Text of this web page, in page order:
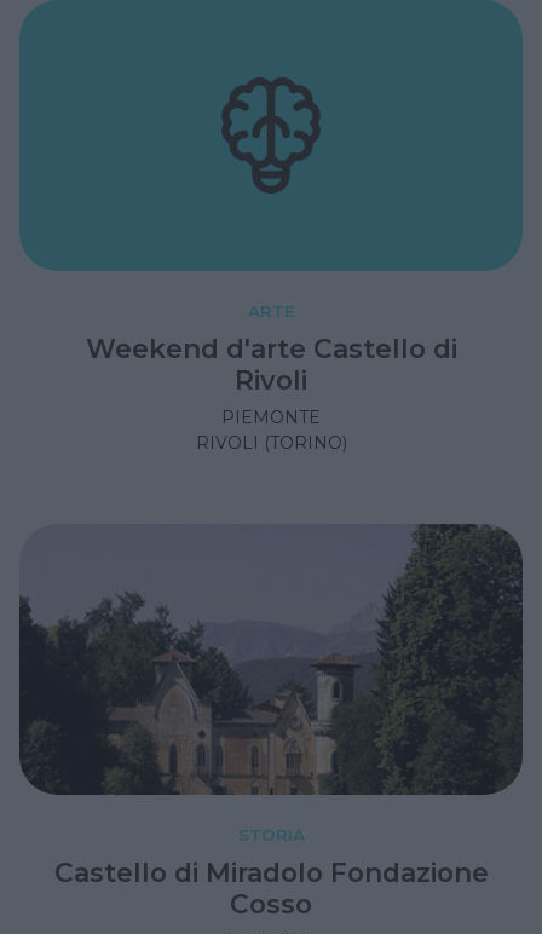
ARTE
Weekend d'arte Castello di
Rivoli
PIEMONTE
RIVOLI (TORINO)
STORIA
Castello di Miradolo Fondazione
Cosso